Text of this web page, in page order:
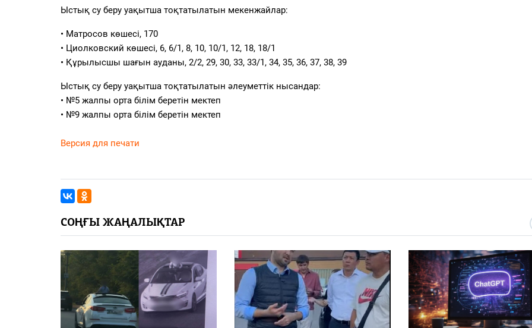
Ыстық су беру уақытша тоқтатылатын мекенжайлар:
• Матросов көшесі, 170
• Циолковский көшесі, 6, 6/1, 8, 10, 10/1, 12, 18, 18/1
• Құрылысшы шағын ауданы, 2/2, 29, 30, 33, 33/1, 34, 35, 36, 37, 38, 39
Ыстық су беру уақытша тоқтатылатын әлеуметтік нысандар:
• №5 жалпы орта білім беретін мектеп
• №9 жалпы орта білім беретін мектеп
Версия для печати
СОҢҒЫ ЖАҢАЛЫҚТАР